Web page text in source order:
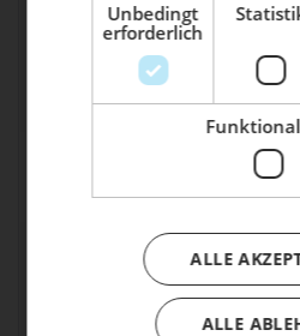
Steuersatz
x
|
Dein Bike braucht
oder ein
Buche dir jetzt
Unbedingt
erforderlich
ALLE
ALLE